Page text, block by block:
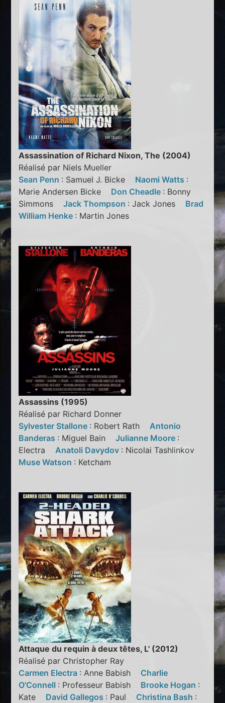
Assassination of Richard Nixon, The (2004)
Réalisé par Niels Mueller
Sean Penn : Samuel J. Bicke Naomi Watts :
Marie Andersen Bicke Don Cheadle : Bonny
SimmonsJack Thompson : Jack Jones Brad
William Henke : Martin Jones
Assassins (1995)
Réalisé par Richard Donner
Sylvester Stallone : Robert RathAntonio
Banderas : Miguel BainJulianne Moore :
ElectraAnatoli Davydov : Nicolai Tashlinkov
Muse Watson : Ketcham
Attaque du requin à deux têtes, L' (2012)
Réalisé par Christopher Ray
Carmen Electra : Anne Babish Charlie
O'Connell : Professeur Babish Brooke Hogan :
Kate David Gallegos : Paul Christina Bash :